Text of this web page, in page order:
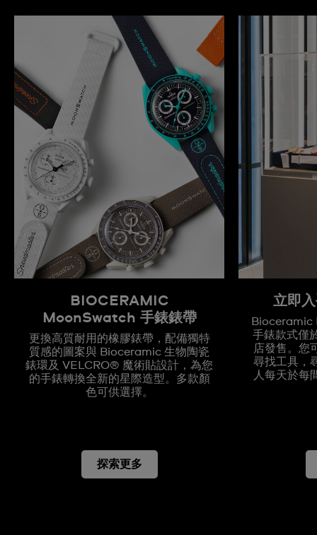
BIOCERAMIC
MoonSwatch 手錶錶帶
更換高質耐用的橡膠錶帶，配備獨特
質感的圖案與 Bioceramic 生物陶瓷
錶環及 VELCRO® 魔術貼設計，為您
的手錶轉換全新的星際造型。多款顏
色可供選擇。
探索更多
立即
Bioceramic
手錶款式僅
店發售。您
尋找工具，
人每天於每